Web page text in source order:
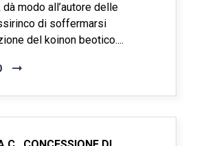
dà modo all’autore delle
di soffermarsi
del koinon beotico....